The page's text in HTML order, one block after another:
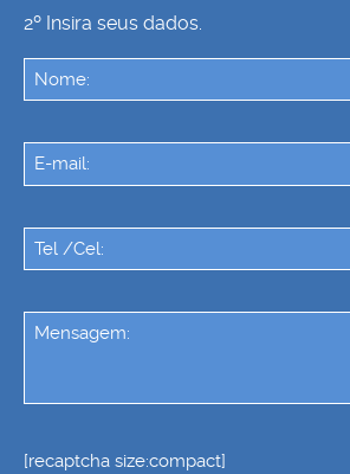
2º Insira seus dados.
[recaptcha size:compact]